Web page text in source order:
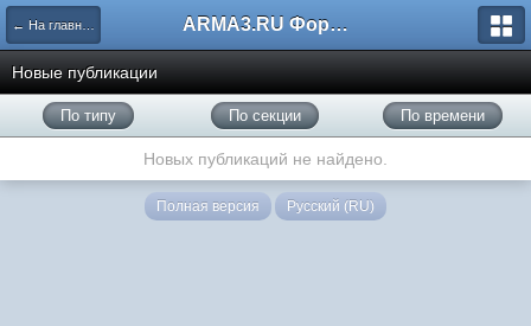
← На главную ARMA3.RU Форум
Новые публикации
По типу По секции По времени
Новых публикаций не найдено.
Полная версия Русский (RU)